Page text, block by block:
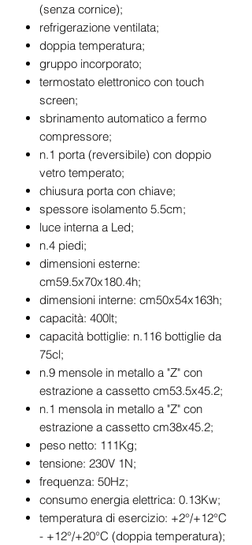
(senza cornice);
refrigerazione ventilata;
doppia temperatura;
gruppo incorporato;
termostato elettronico con touch
screen;
sbrinamento automatico a fermo
compressore;
n.1 porta (reversibile) con doppio
vetro temperato;
chiusura porta con chiave;
spessore isolamento 5.5cm;
luce interna a Led;
n.4 piedi;
dimensioni esterne:
cm59.5x70x180.4h;
dimensioni interne: cm50x54x163h;
capacità: 400lt;
capacità bottiglie: n.116 bottiglie da
75cl;
n.9 mensole in metallo a "Z" con
estrazione a cassetto cm53.5x45.2;
n.1 mensola in metallo a "Z" con
estrazione a cassetto cm38x45.2;
peso netto: 111Kg;
tensione: 230V 1N;
frequenza: 50Hz;
consumo energia elettrica: 0.13Kw;
temperatura di esercizio: +2°/+12°C
- +12°/+20°C (doppia temperatura);